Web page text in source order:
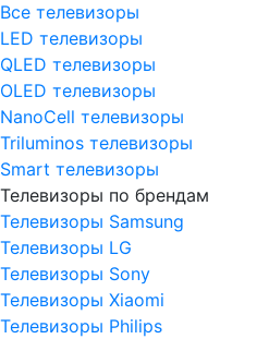
Все телевизоры
LED телевизоры
QLED телевизоры
OLED телевизоры
NanoCell телевизоры
Triluminos телевизоры
Smart телевизоры
Телевизоры по брендам
Телевизоры Samsung
Телевизоры LG
Телевизоры Sony
Телевизоры Xiaomi
Телевизоры Philips